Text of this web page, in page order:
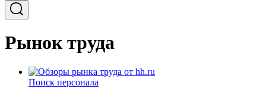
Рынок труда
Поиск персонала